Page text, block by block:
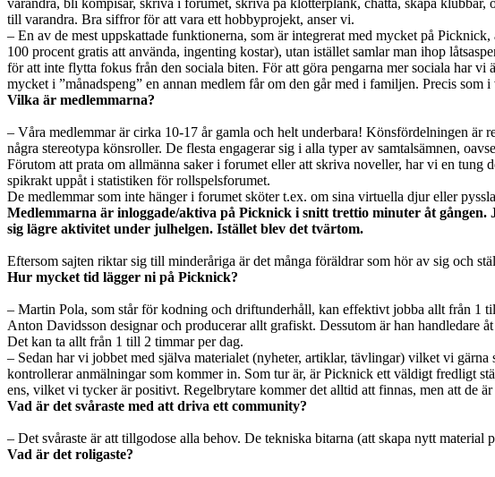
till varandra. Bra siffror för att vara ett hobbyprojekt, anser vi.
– En av de mest uppskattade funktionerna, som är integrerat med mycket på
100 procent gratis att använda, ingenting kostar), utan istället samlar man ihop
för att inte flytta fokus från den sociala biten. För att göra pengarna mer sociala har
mycket i ”månadspeng” en annan medlem får om den går med i familjen. Precis som
Vilka är medlemmarna?
– Våra medlemmar är cirka 10-17 år gamla och helt underbara! Könsfördelningen
några stereotypa könsroller. De flesta engagerar sig i alla typer av samtalsämnen,
Förutom att prata om allmänna saker i forumet eller att skriva noveller, har vi en
spikrakt uppåt i statistiken för rollspelsforumet.
De medlemmar som inte hänger i forumet sköter t.ex. om sina virtuella djur eller
Medlemmarna är inloggade/aktiva på Picknick i snitt trettio minuter åt
sig lägre aktivitet under julhelgen. Istället blev det tvärtom.
Eftersom sajten riktar sig till minderåriga är det många föräldrar som hör av sig och
Hur mycket tid lägger ni på Picknick?
– Martin Pola, som står för kodning och driftunderhåll, kan effektivt jobba allt från 1
Anton Davidsson designar och producerar allt grafiskt. Dessutom är han handledare
Det kan ta allt från 1 till 2 timmar per dag.
– Sedan har vi jobbet med själva materialet (nyheter, artiklar, tävlingar) vilket vi
kontrollerar anmälningar som kommer in. Som tur är, är Picknick ett väldigt fredligt
ens, vilket vi tycker är positivt. Regelbrytare kommer det alltid att finnas, men att de
Vad är det svåraste med att driva ett community?
– Det svåraste är att tillgodose alla behov. De tekniska bitarna (att skapa nytt
Vad är det roligaste?